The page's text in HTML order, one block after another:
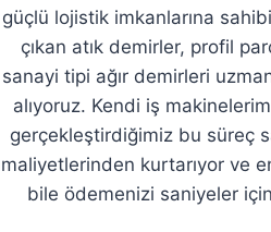
güçlü lojistik imkanlarına
çıkan atık demirler, profil
sanayi tipi ağır demirleri
alıyoruz. Kendi iş
gerçekleştirdiğimiz bu süreç
maliyetlerinden kurtarıyor ve
bile ödemenizi saniyeler